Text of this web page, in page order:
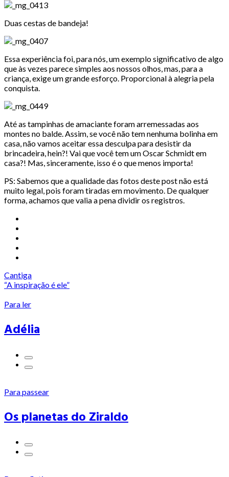
Duas cestas de bandeja!
Essa experiência foi, para nós, um exemplo significativo de algo
que às vezes parece simples aos nossos olhos, mas, para a
criança, exige um grande esforço. Proporcional à alegria pela
conquista.
Até as tampinhas de amaciante foram arremessadas aos
montes no balde. Assim, se você não tem nenhuma bolinha em
casa, não vamos aceitar essa desculpa para desistir da
brincadeira, hein?! Vai que você tem um Oscar Schmidt em
casa?! Mas, sinceramente, isso é o que menos importa!
PS: Sabemos que a qualidade das fotos deste post não está
muito legal, pois foram tiradas em movimento. De qualquer
forma, achamos que valia a pena dividir os registros.
Cantiga
“A inspiração é ele”
Para ler
Adélia
Para passear
Os planetas do Ziraldo